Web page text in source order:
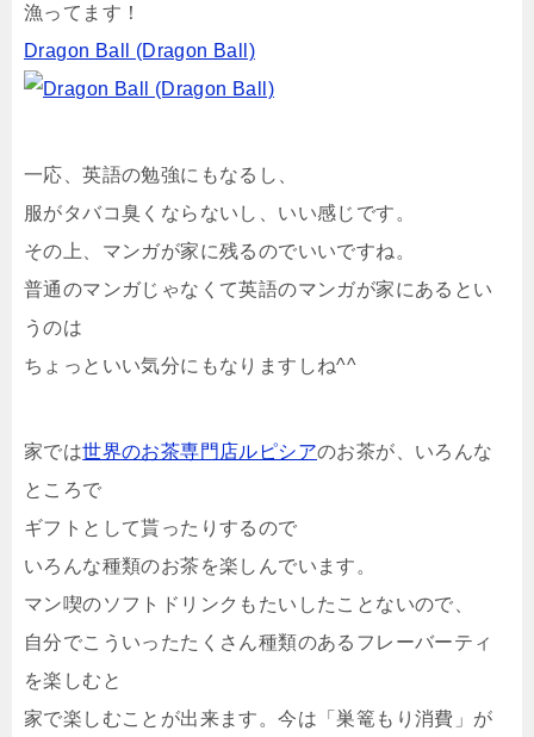
漁ってます！
Dragon Ball (Dragon Ball)
一応、英語の勉強にもなるし、
服がタバコ臭くならないし、いい感じです。
その上、マンガが家に残るのでいいですね。
普通のマンガじゃなくて英語のマンガが家にあるとい
うのは
ちょっといい気分にもなりますしね^^
家では世界のお茶専門店ルピシアのお茶が、いろんな
ところで
ギフトとして貰ったりするので
いろんな種類のお茶を楽しんでいます。
マン喫のソフトドリンクもたいしたことないので、
自分でこういったたくさん種類のあるフレーバーティ
を楽しむと
家で楽しむことが出来ます。今は「巣篭もり消費」が